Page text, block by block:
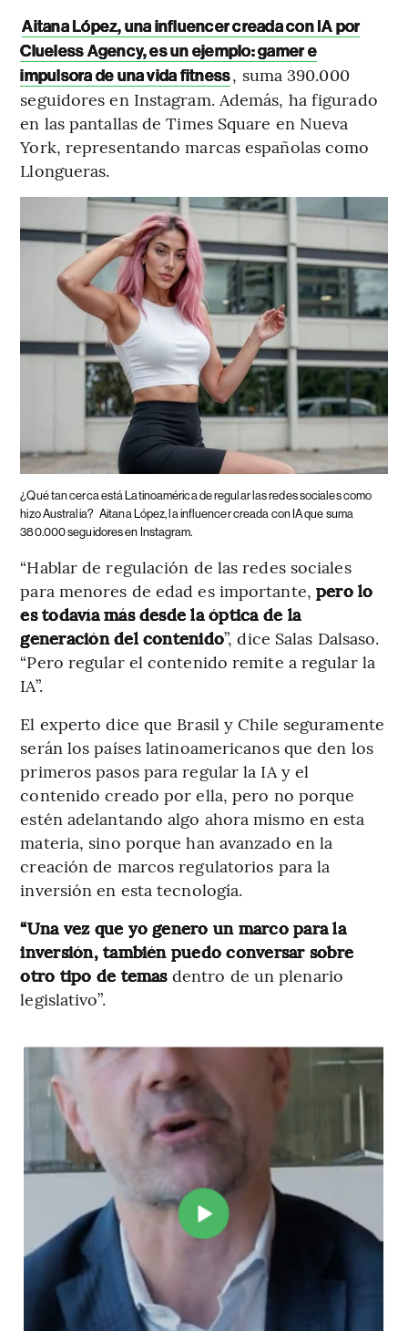
Aitana López, una influencer creada con IA por
Clueless Agency, es un ejemplo: gamer e
impulsora de una vida fitness, suma 390.000
seguidores en Instagram. Además, ha figurado
en las pantallas de Times Square en Nueva
York, representando marcas españolas como
Llongueras.
¿Qué tan cerca está Latinoamérica de regular las redes sociales como
hizo Australia? Aitana López, la influencer creada con IA que suma
380.000 seguidores en Instagram.
“Hablar de regulación de las redes sociales
para menores de edad es importante, pero lo
es todavía más desde la óptica de la
generación del contenido”, dice Salas Dalsaso.
“Pero regular el contenido remite a regular la
IA”.
El experto dice que Brasil y Chile seguramente
serán los países latinoamericanos que den los
primeros pasos para regular la IA y el
contenido creado por ella, pero no porque
estén adelantando algo ahora mismo en esta
materia, sino porque han avanzado en la
creación de marcos regulatorios para la
inversión en esta tecnología.
“Una vez que yo genero un marco para la
inversión, también puedo conversar sobre
otro tipo de temasdentro de un plenario
legislativo”.